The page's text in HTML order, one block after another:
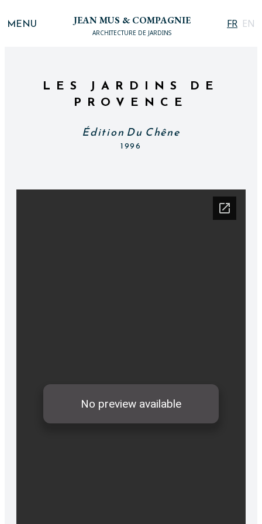
MENU JEAN MUS & COMPAGNIE
ARCHITECTURE DE JARDINS
FR EN
LES JARDINS DE
PROVENCE
Édition Du Chêne
1996